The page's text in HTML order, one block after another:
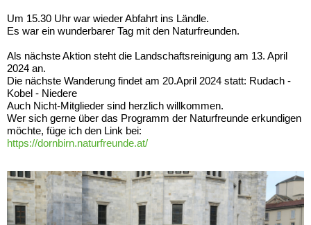
Um 15.30 Uhr war wieder Abfahrt ins Ländle.
Es war ein wunderbarer Tag mit den Naturfreunden.
Als nächste Aktion steht die Landschaftsreinigung am 13. April
2024 an.
Die nächste Wanderung findet am 20.April 2024 statt: Rudach -
Kobel - Niedere
Auch Nicht-Mitglieder sind herzlich willkommen.
Wer sich gerne über das Programm der Naturfreunde erkundigen
möchte, füge ich den Link bei:
https://dornbirn.naturfreunde.at/